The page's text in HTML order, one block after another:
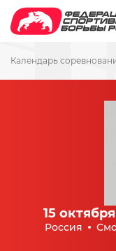
Календарь
15
Россия